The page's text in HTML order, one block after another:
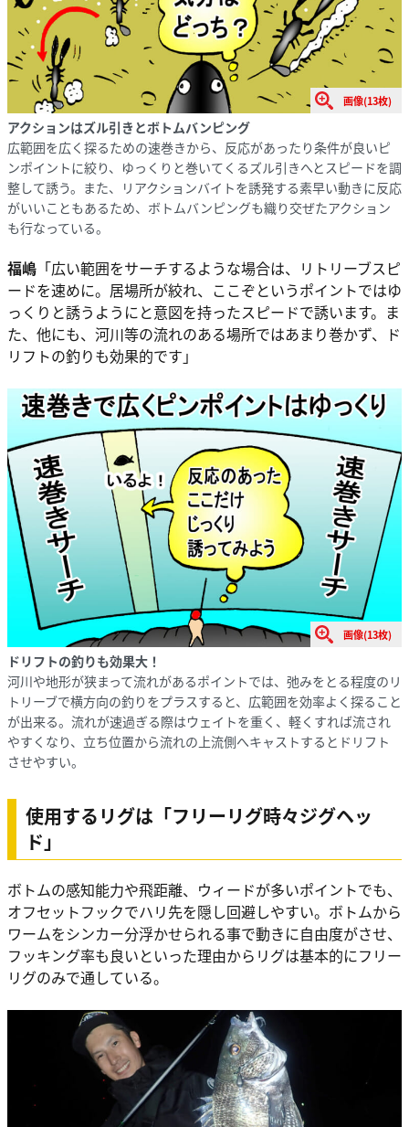
画像(13枚)
アクションはズル引きとボトムバンピング
広範囲を広く探るための速巻きから、反応があったり条件が良いピ
ンポイントに絞り、ゆっくりと巻いてくるズル引きへとスピードを調
整して誘う。また、リアクションバイトを誘発する素早い動きに反応
がいいこともあるため、ボトムバンピングも織り交ぜたアクション
も行なっている。
福嶋 「広い範囲をサーチするような場合は、リトリーブスピ
ードを速めに。居場所が絞れ、ここぞというポイントではゆ
っくりと誘うようにと意図を持ったスピードで誘います。ま
た、他にも、河川等の流れのある場所ではあまり巻かず、ド
リフトの釣りも効果的です」
画像(13枚)
ドリフトの釣りも効果大！
河川や地形が狭まって流れがあるポイントでは、弛みをとる程度のリ
トリーブで横方向の釣りをプラスすると、広範囲を効率よく探ること
が出来る。流れが速過ぎる際はウェイトを重く、軽くすれば流され
やすくなり、立ち位置から流れの上流側へキャストするとドリフト
させやすい。
使用するリグは「フリーリグ時々ジグヘッ
ド」
ボトムの感知能力や飛距離、ウィードが多いポイントでも、
オフセットフックでハリ先を隠し回避しやすい。ボトムから
ワームをシンカー分浮かせられる事で動きに自由度がさせ、
フッキング率も良いといった理由からリグは基本的にフリー
リグのみで通している。